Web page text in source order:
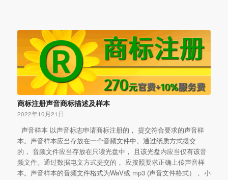
商标注册声音商标描述及样本
2022年10月21日
声音样本 以声音标志申请商标注册的， 提交符合要求的声音样
本。声音样本应当存放在一个音频文件中。通过纸质方式提交
的， 音频文件应当存放在只读光盘中， 且该光盘内应当仅有该音
频文件。通过数据电文方式提交的， 应按照要求正确上传声音样
本。声音样本的音频文件格式为WaV或 mp3 (声音文件格式）， 小